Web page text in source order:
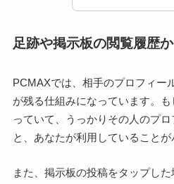
足跡や掲示板の閲覧履歴
PCMAXでは、相手のプロフィー
が残る仕組みになっています。
っていて、うっかりその人のプ
と、あなたが利用していることが
また、掲示板の投稿をタップし